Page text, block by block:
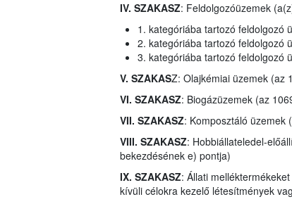
IV. SZAKASZ: Feldolgozóüzemek
1. kategóriába tartozó feldolgozó
2. kategóriába tartozó feldolgozó
3. kategóriába tartozó feldolgozó
V. SZAKASZ: Olajkémiai üzemek (az
VI. SZAKASZ: Biogázüzemek (az
VII. SZAKASZ: Komposztáló üzemek
VIII. SZAKASZ: Hobbiállateledel-
bekezdésének e) pontja)
IX. SZAKASZ: Állati
kívüli célokra kezelő létesítmények